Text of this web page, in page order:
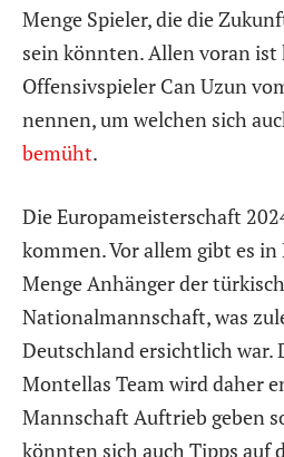
Menge Spieler, die die
sein könnten. Allen voran ist
Offensivspieler Can Uzun
nennen, um welchen sich
bemüht.
Die Europameisterschaft
kommen. Vor allem gibt es
Menge Anhänger der
Nationalmannschaft, was
Deutschland ersichtlich
Montellas Team wird daher
Mannschaft Auftrieb geben
könnten sich auch Tipps auf